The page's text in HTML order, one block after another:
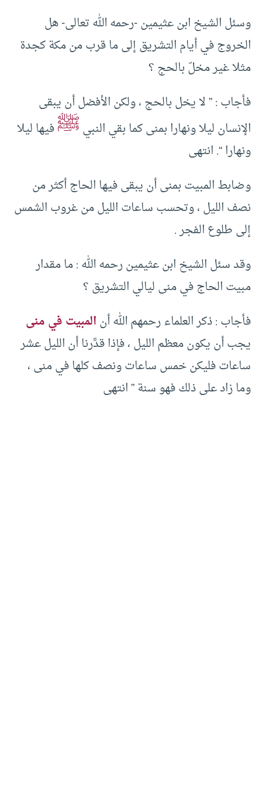
وسئل الشيخ ابن عثيمين -رحمه الله تعالى- هل
الخروج في أيام التشريق إلى ما قرب من مكة كجدة
مثلا غير مخلّ بالحج ؟
فأجاب : ” لا يخل بالحج ، ولكن الأفضل أن يبقى
الإنسان ليلا ونهارا بمنى كما بقي النبيﷺفيها ليلا
ونهارا “. انتهى
وضابط المبيت بمنى أن يبقى فيها الحاج أكثر من
نصف الليل ، وتحسب ساعات الليل من غروب الشمس
إلى طلوع الفجر .
وقد سئل الشيخ ابن عثيمين رحمه الله : ما مقدار
مبيت الحاج في منى ليالي التشريق ؟
فأجاب : ذكر العلماء رحمهم الله أنالمبيت في منى
يجب أن يكون معظم الليل ، فإذا قدَّرنا أن الليل عشر
ساعات فليكن خمس ساعات ونصف كلها في منى ،
وما زاد على ذلك فهو سنة ” انتهى